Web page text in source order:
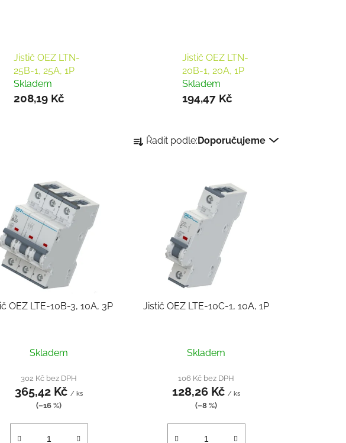
Jistič OEZ LTN-
25B-1, 25A, 1P
Skladem
208,19 Kč
Jistič OEZ LTN-
20B-1, 20A, 1P
Skladem
194,47 Kč
a Řadit podle:Doporučujeme
OEZ LTE-10B-3, 10A, 3P
Skladem
302 Kč bez DPH
365,42 Kč/ ks
(–16 %)
Jistič OEZ LTE-10C-1, 10A, 1P
Skladem
106 Kč bez DPH
128,26 Kč/ ks
(–8 %)